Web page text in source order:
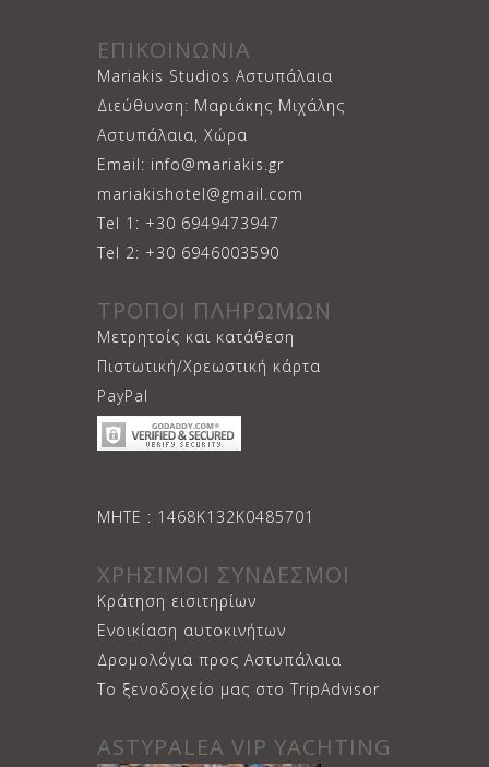
ΕΠΙΚΟΙΝΩΝΙΑ
Mariakis Studios Αστυπάλαια
Διεύθυνση: Μαριάκης Μιχάλης
Αστυπάλαια, Χώρα
Email: info@mariakis.gr
mariakishotel@gmail.com
Tel 1: +30 6949473947
Tel 2: +30 6946003590
ΤΡΟΠΟΙ ΠΛΗΡΩΜΩΝ
Μετρητοίς και κατάθεση
Πιστωτική/Χρεωστική κάρτα
PayPal
ΜΗΤΕ : 1468Κ132Κ0485701
ΧΡΗΣΙΜΟΙ ΣΥΝΔΕΣΜΟΙ
Κράτηση εισιτηρίων
Ενοικίαση αυτοκινήτων
Δρομολόγια προς Αστυπάλαια
Το ξενοδοχείο μας στο TripAdvisor
ASTYPALEA VIP YACHTING